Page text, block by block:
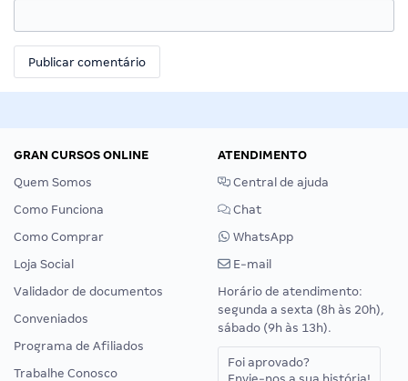
GRAN CURSOS ONLINE
Quem Somos
Como Funciona
Como Comprar
Loja Social
Validador de documentos
Conveniados
Programa de Afiliados
Trabalhe Conosco
ATENDIMENTO
Central de ajuda
Chat
WhatsApp
E-mail
Horário de atendimento:
segunda a sexta (8h às 20h),
sábado (9h às 13h).
Foi aprovado?